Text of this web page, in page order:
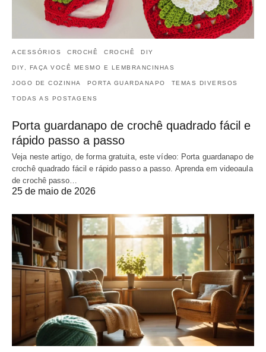
ACESSÓRIOS CROCHÊ CROCHÊ DIY
DIY, FAÇA VOCÊ MESMO E LEMBRANCINHAS
JOGO DE COZINHA PORTA GUARDANAPO TEMAS DIVERSOS
TODAS AS POSTAGENS
Porta guardanapo de crochê quadrado fácil e
rápido passo a passo
Veja neste artigo, de forma gratuita, este vídeo: Porta guardanapo de
crochê quadrado fácil e rápido passo a passo. Aprenda em videoaula
de crochê passo…
25 de maio de 2026